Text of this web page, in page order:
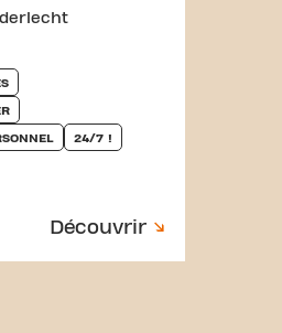
24/7 !
Découvrir